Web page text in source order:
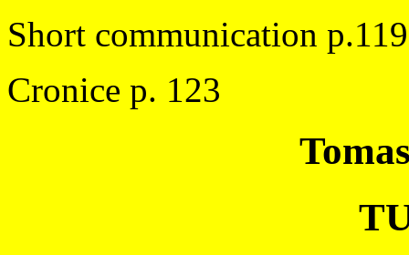
Short communication
Cronice p. 123